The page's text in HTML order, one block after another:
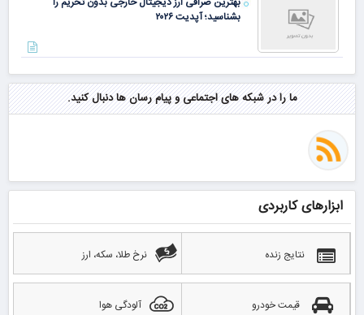
بشناسید؛ آپدیت ۲۰۲۶
ما را در شبکه های اجتماعی و پیام رسان ها دنبال کنید.
ابزارهای کاربردی
نتایج زنده نرخ طلا، سکه، ارز
قیمت خودرو آلودگی هوا